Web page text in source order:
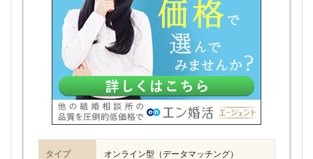
タイプ オンライン型（データマッチング）